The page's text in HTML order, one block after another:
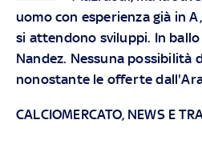
uomo con esperienza già in
si attendono sviluppi. In ballo
Nandez. Nessuna possibilità
nonostante le offerte
CALCIOMERCATO, NEWS E